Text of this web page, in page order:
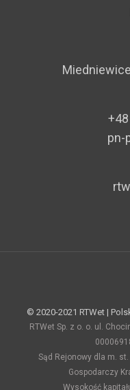
pn-
© 2020-2021 RTWet |
RTWet Sp. z o. o. ul.
Sąd Rejonowy dla m.
Gospodarczy
Wysokość